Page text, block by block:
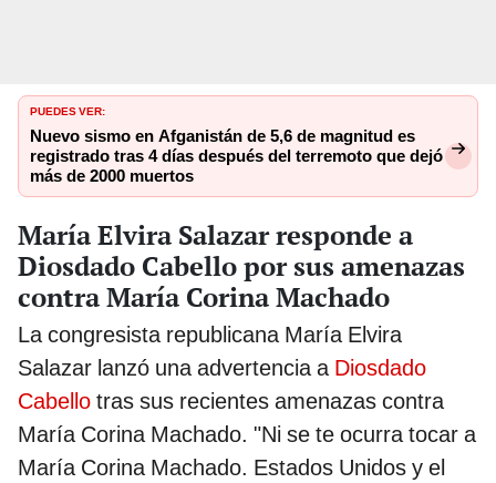
PUEDES VER:
Nuevo sismo en Afganistán de 5,6 de magnitud es
registrado tras 4 días después del terremoto que dejó
más de 2000 muertos
María Elvira Salazar responde a
Diosdado Cabello por sus amenazas
contra María Corina Machado
La congresista republicana María Elvira
Salazar lanzó una advertencia a Diosdado
Cabello tras sus recientes amenazas contra
María Corina Machado. "Ni se te ocurra tocar a
María Corina Machado. Estados Unidos y el